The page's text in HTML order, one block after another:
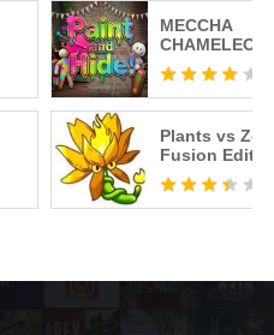
MECCHA
CHAMELEON
Plants vs
Fusion